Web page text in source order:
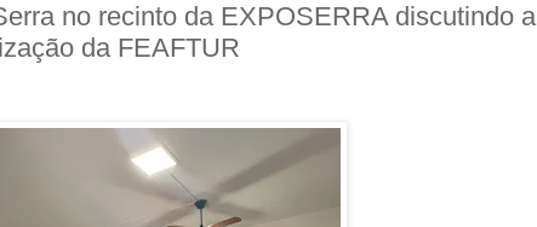
no recinto da EXPOSERRA discutindo a
da FEAFTUR